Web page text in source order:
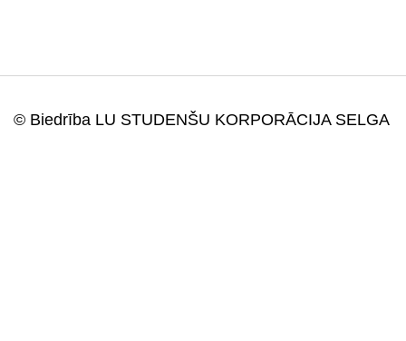
© Biedrība LU STUDENŠU KORPORĀCIJA SELGA